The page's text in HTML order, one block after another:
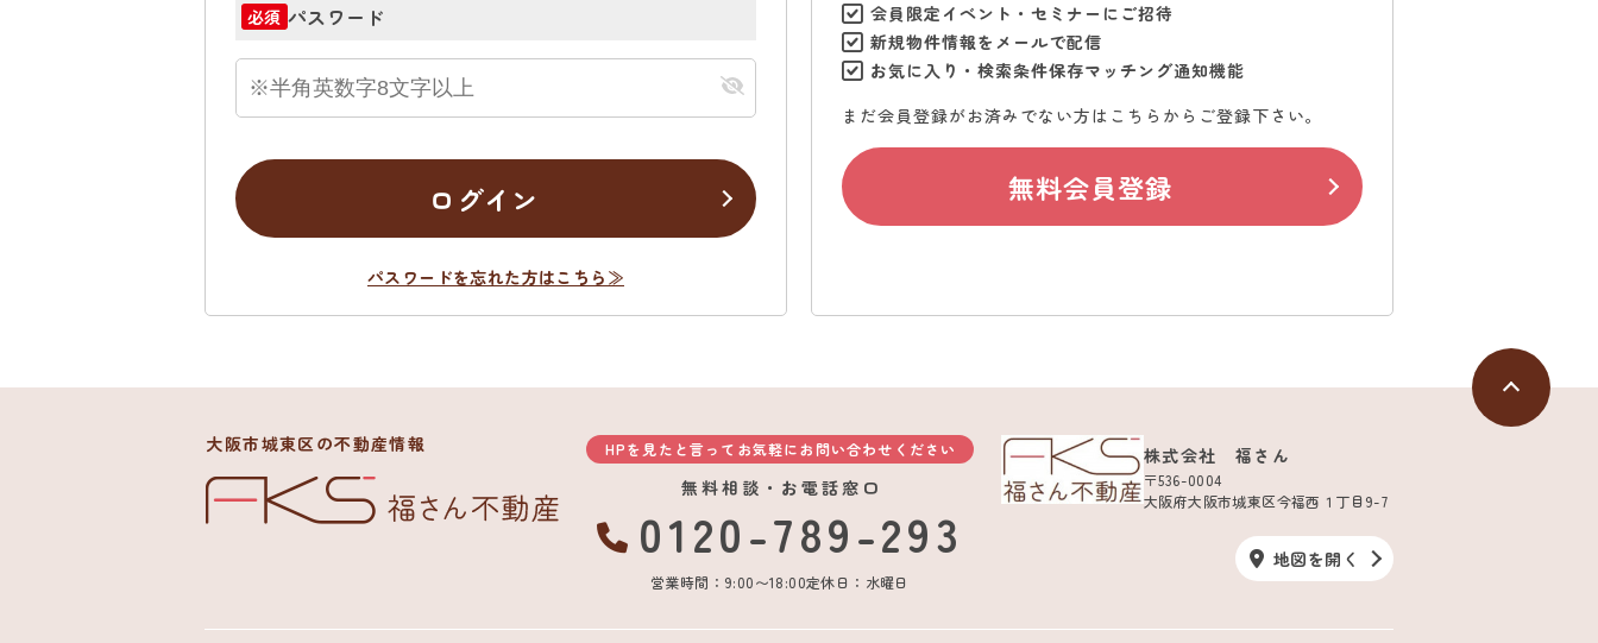
必須 パスワード
ログイン
パスワードを忘れた方はこちら≫
会員限定イベント・セミナーにご招待
新規物件情報をメールで配信
お気に入り・検索条件保存マッチング通知機能
まだ会員登録がお済みでない方はこちらからご登録下さい。
無料会員登録
大阪市城東区の不動産情報 HPを見たと言ってお気軽にお問い合わせください
無料相談・お電話窓口
0120-789-293
営業時間：9:00〜18:00定休日：水曜日
株式会社 福さん
〒536-0004
大阪府大阪市城東区今福西１丁目9-7
地図を開く